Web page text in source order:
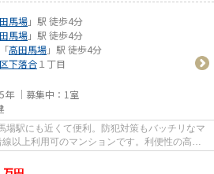
馬場」駅 徒歩4分
馬場」駅 徒歩4分
「高田馬場」駅 徒歩4分
下落合１丁目
｜募集中： 1室
場駅にも近くて便利。防犯対策もバッチリなマ
以上利用可のマンションです。利便性の高い